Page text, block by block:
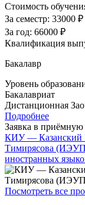
Стоимость
За семестр: 33000 ₽
За год: 66000 ₽
Квалификация
Бакалавр
Уровень
Бакалавриат
Дистанционная
Подробнее
Заявка в
КИУ — Казанский
Тимирясова
иностранных
Посмотреть все